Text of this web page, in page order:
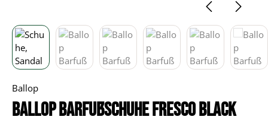
Ballop
Ballop Barfußschuhe Fresco black